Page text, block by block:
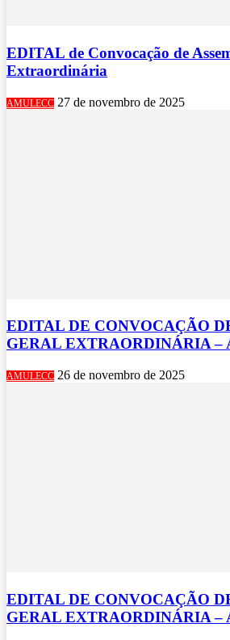
EDITAL de Convocação de
Extraordinária
AMULECC 27 de novembro de 2025
EDITAL DE CONVOCAÇÃO
GERAL EXTRAORDINÁRIA –
AMULECC 26 de novembro de 2025
EDITAL DE CONVOCAÇÃO
GERAL EXTRAORDINÁRIA –